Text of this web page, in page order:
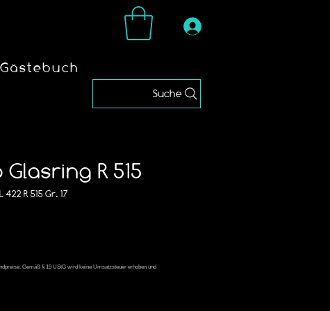
Gästebuch
Suche
R 515
R 515 Gr. 17